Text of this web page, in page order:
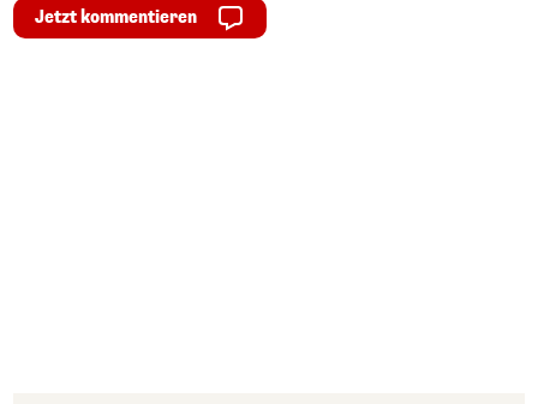
Jetzt kommentieren